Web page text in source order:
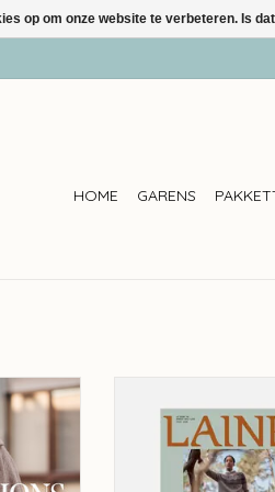
HOME GARENS
Nordlund
Anniversary Issue
TOEVOEGEN AAN
op om onze website te verbeteren. Is